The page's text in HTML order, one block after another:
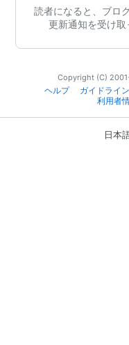
読者になると、ブロ
更新通知を受け取
Copyright (C)
ヘルプ
ガイドライン
利用者
日本